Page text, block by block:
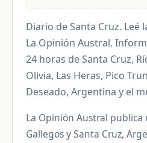
Diario de Santa Cruz. Leé
La Opinión Austral.
24 horas de Santa Cruz,
Olivia, Las Heras, Pico
Deseado, Argentina y el
La Opinión Austral publica
Gallegos y Santa Cruz,